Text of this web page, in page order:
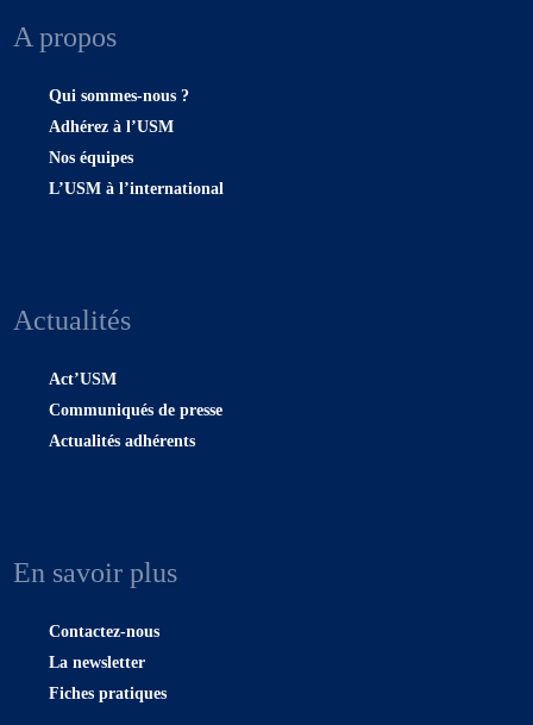
A propos
Qui sommes-nous ?
Adhérez à l’USM
Nos équipes
L’USM à l’international
Actualités
Act’USM
Communiqués de presse
Actualités adhérents
En savoir plus
Contactez-nous
La newsletter
Fiches pratiques